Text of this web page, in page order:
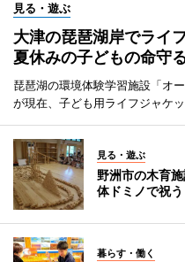
見る・遊ぶ
大津の琵琶湖岸でライ
夏休みの子どもの命守
琵琶湖の環境体験学習施設「オ
が現在、子ども用ライフジャケ
見る・遊ぶ
野洲市の木育
体ドミノで祝う
暮らす・働く